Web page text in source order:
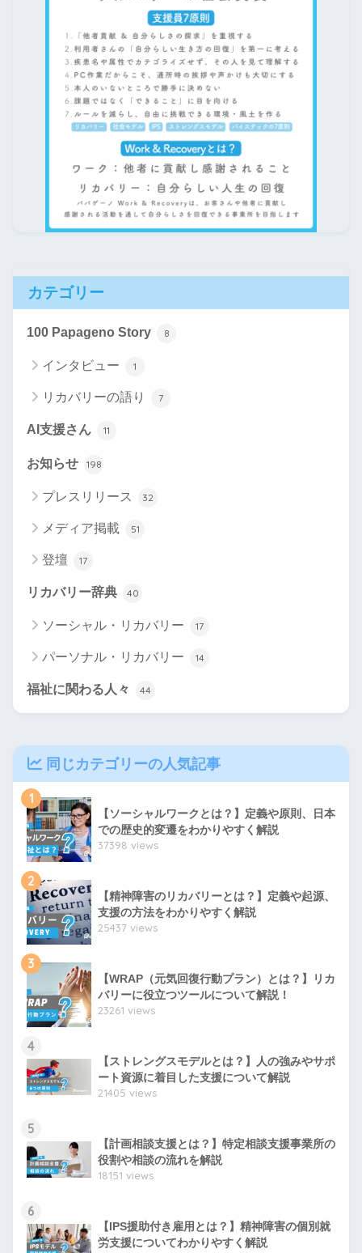
カテゴリー
100 Papageno Story 8
インタビュー 1
リカバリーの語り 7
AI支援さん 11
お知らせ 198
プレスリリース 32
メディア掲載 51
登壇 17
リカバリー辞典 40
ソーシャル・リカバリー 17
パーソナル・リカバリー 14
福祉に関わる人々 44
同じカテゴリーの人気記事
1
【ソーシャルワークとは？】定義や原則、日本
での歴史的変遷をわかりやすく解説
37398 views
2
【精神障害のリカバリーとは？】定義や起源、
支援の方法をわかりやすく解説
25437 views
3
【WRAP（元気回復行動プラン）とは？】リカ
バリーに役立つツールについて解説！
23261 views
4
【ストレングスモデルとは？】人の強みやサポ
ート資源に着目した支援について解説
21405 views
5
【計画相談支援とは？】特定相談支援事業所の
役割や相談の流れを解説
18151 views
6
【IPS援助付き雇用とは？】精神障害の個別就
労支援についてわかりやすく解説